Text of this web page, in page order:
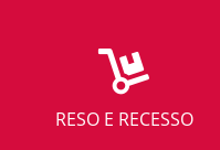
RESO E RECESSO